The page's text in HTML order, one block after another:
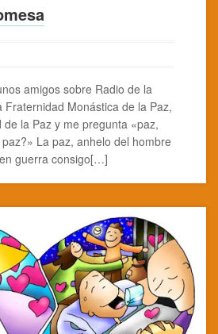
amigos sobre Radio de la
Fraternidad Monástica de la Paz,
la Paz y me pregunta «paz,
La paz, anhelo del hombre
guerra consigo[…]